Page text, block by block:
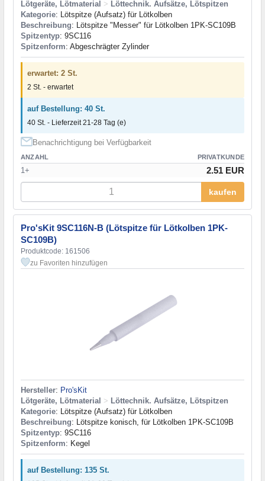
Lötgeräte, Lötmaterial > Löttechnik. Aufsätze, Lötspitzen
Kategorie: Lötspitze (Aufsatz) für Lötkolben
Beschreibung: Lötspitze "Messer" für Lötkolben 1PK-SC109B
Spitzentyp: 9SC116
Spitzenform: Abgeschrägter Zylinder
erwartet: 2 St.
2 St. - erwartet
auf Bestellung: 40 St.
40 St. - Lieferzeit 21-28 Tag (e)
Benachrichtigung bei Verfügbarkeit
ANZAHL PRIVATKUNDE
1+ 2.51 EUR
kaufen
Pro'sKit 9SC116N-B (Lötspitze für Lötkolben 1PK-
SC109B)
Produktcode: 161506
zu Favoriten hinzufügen
Hersteller: Pro'sKit
Lötgeräte, Lötmaterial > Löttechnik. Aufsätze, Lötspitzen
Kategorie: Lötspitze (Aufsatz) für Lötkolben
Beschreibung: Lötspitze konisch, für Lötkolben 1PK-SC109B
Spitzentyp: 9SC116
Spitzenform: Kegel
auf Bestellung: 135 St.